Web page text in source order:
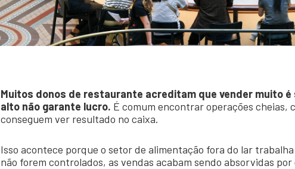
Muitos donos de restaurante acreditam que vender muito
alto não garante lucro. É comum encontrar operações cheias,
conseguem ver resultado no caixa.
Isso acontece porque o setor de alimentação fora do lar
não forem controlados, as vendas acabam sendo absorvidas por